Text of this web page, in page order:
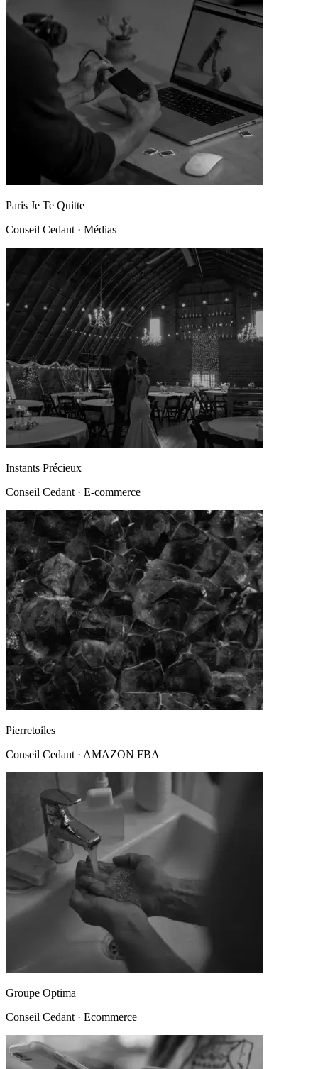
Paris Je Te Quitte
Conseil Cedant · Médias
Instants Précieux
Conseil Cedant · E-commerce
Pierretoiles
Conseil Cedant · AMAZON FBA
Groupe Optima
Conseil Cedant · Ecommerce